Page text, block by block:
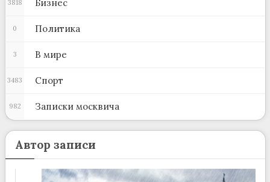
Бизнес
3818
Политика
0
В мире
3
Спорт
3483
Записки москвича
982
Автор записи